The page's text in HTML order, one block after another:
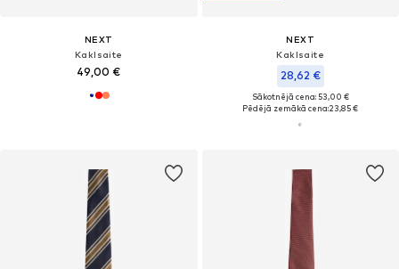
NEXT
Kaklsaite
49,00 €
NEXT
Kaklsaite
28,62 €
Sākotnējā cena: 53,00 €
Pēdējā zemākā cena:23,85 €